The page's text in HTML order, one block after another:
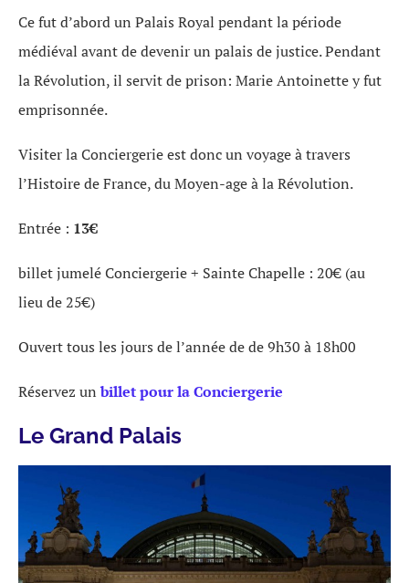
Ce fut d’abord un Palais Royal pendant la période
médiéval avant de devenir un palais de justice. Pendant
la Révolution, il servit de prison: Marie Antoinette y fut
emprisonnée.
Visiter la Conciergerie est donc un voyage à travers
l’Histoire de France, du Moyen-age à la Révolution.
Entrée : 13€
billet jumelé Conciergerie + Sainte Chapelle : 20€ (au
lieu de 25€)
Ouvert tous les jours de l’année de de 9h30 à 18h00
Réservez unbillet pour la Conciergerie
Le Grand Palais